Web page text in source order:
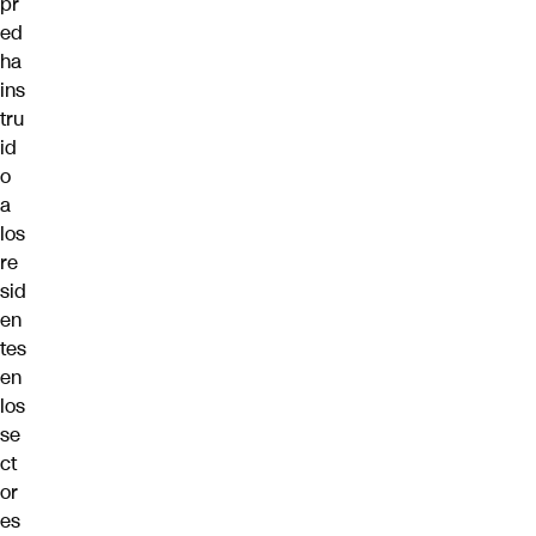
ed
ha
ins
tru
id
o
a
los
re
sid
en
tes
en
los
se
ct
or
es